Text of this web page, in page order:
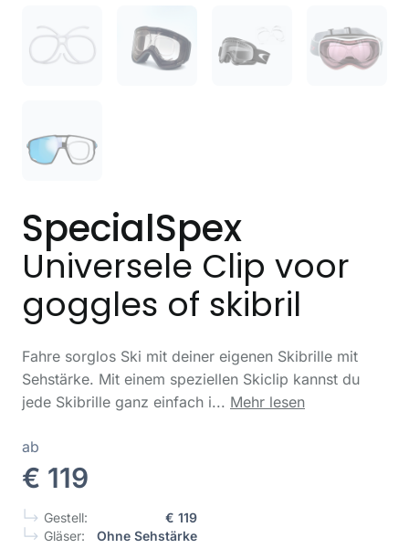
SpecialSpex
Universele Clip voor
goggles of skibril
Fahre sorglos Ski mit deiner eigenen Skibrille mit
Sehstärke. Mit einem speziellen Skiclip kannst du
jede Skibrille ganz einfach i... Mehr lesen
ab
€ 119
Gestell:
€ 119
Gläser:
Ohne Sehstärke